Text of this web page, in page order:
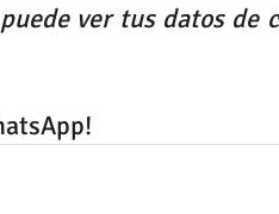
ver tus datos de